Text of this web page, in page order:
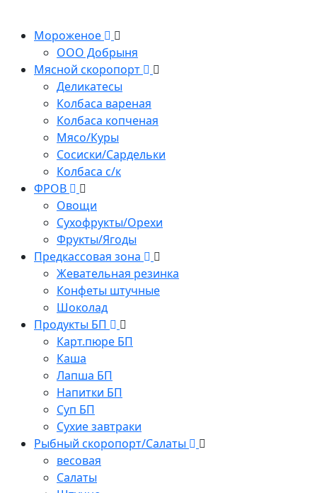
Мороженое
ООО Добрыня
Мясной скоропорт
Деликатесы
Колбаса вареная
Колбаса копченая
Мясо/Куры
Сосиски/Сардельки
Колбаса с/к
ФРОВ
Овощи
Сухофрукты/Орехи
Фрукты/Ягоды
Предкассовая зона
Жевательная резинка
Конфеты штучные
Шоколад
Продукты БП
Карт.пюре БП
Каша
Лапша БП
Напитки БП
Суп БП
Сухие завтраки
Рыбный скоропорт/Салаты
весовая
Салаты